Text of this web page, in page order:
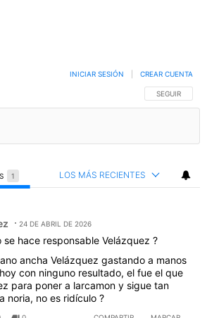
SIGA ESTA
SEGUIR
INICIAR SESIÓN CREAR CUENTA
1 LOS MÁS RECIENTES
24 DE ABRIL DE 2026
se hace responsable Velázquez ?
ancha Velázquez gastando a manos
con ninguno resultado, el fue el que
para poner a larcamon y sigue tan
noria, no es ridículo ?